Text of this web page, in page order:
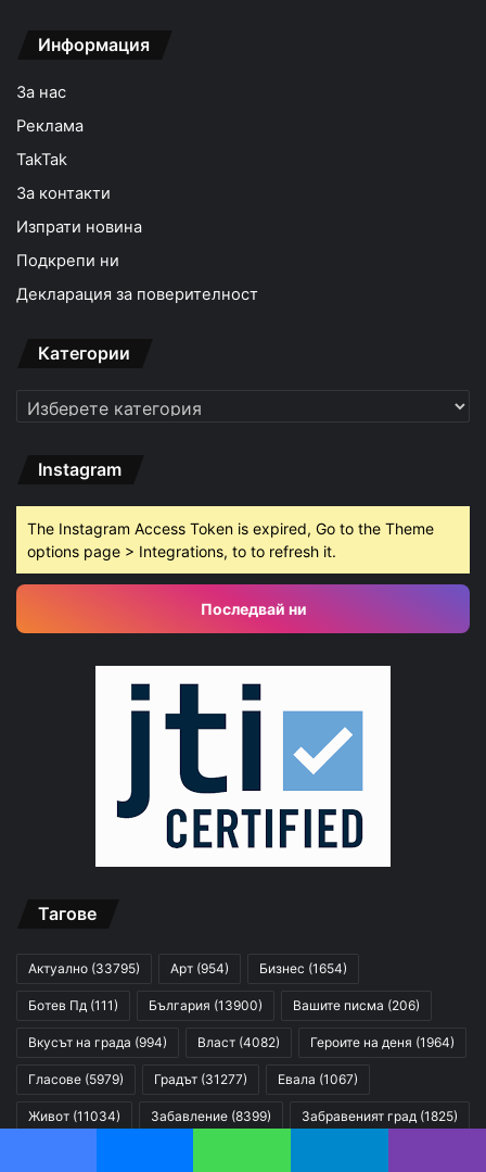
Информация
За нас
Реклама
TakTak
За контакти
Изпрати новина
Подкрепи ни
Декларация за поверителност
Категории
Категории
Instagram
The Instagram Access Token is expired, Go to the Theme
options page > Integrations, to to refresh it.
Последвай ни
Тагове
Актуално (33795) Арт (954) Бизнес (1654)
Ботев Пд (111) България (13900) Вашите писма (206)
Вкусът на града (994) Власт (4082) Героите на деня (1964)
Гласове (5979) Градът (31277) Евала (1067)
Живот (11034) Забавление (8399) Забравеният град (1825)